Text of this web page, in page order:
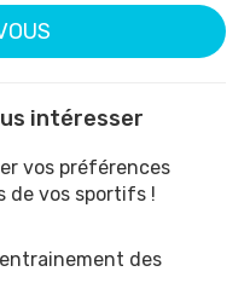
intéresser
vos préférences
de vos sportifs !
des